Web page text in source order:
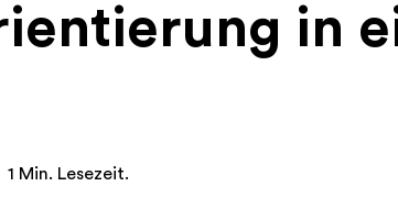
in
1 Min. Lesezeit.